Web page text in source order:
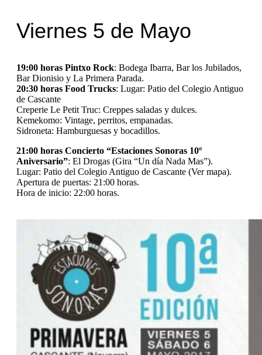
Viernes 5 de Mayo
19:00 horas Pintxo Rock: Bodega Ibarra, Bar los Jubilados,
Bar Dionisio y La Primera Parada.
20:30 horas Food Trucks: Lugar: Patio del Colegio Antiguo
de Cascante
Creperie Le Petit Truc: Creppes saladas y dulces.
Kemekomo: Vintage, perritos, empanadas.
Sidroneta: Hamburguesas y bocadillos.
21:00 horas Concierto “Estaciones Sonoras 10º
Aniversario”: El Drogas (Gira “Un día Nada Mas”).
Lugar: Patio del Colegio Antiguo de Cascante (Ver mapa).
Apertura de puertas: 21:00 horas.
Hora de inicio: 22:00 horas.